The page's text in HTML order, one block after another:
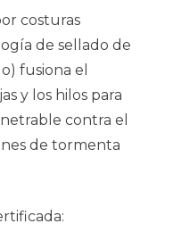
costuras
de sellado de
fusiona el
y los hilos para
contra el
de tormenta